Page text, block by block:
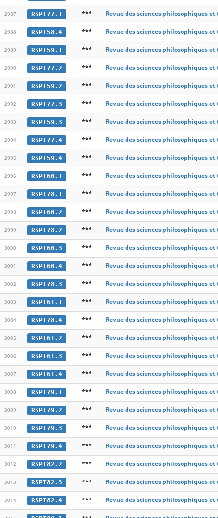
2987 RSPT77.1 *** Revue des sciences philosophiques
2988 RSPT58.4 *** Revue des sciences philosophiques
2989 RSPT59.1 *** Revue des sciences philosophiques
2990 RSPT77.2 *** Revue des sciences philosophiques
2991 RSPT59.2 *** Revue des sciences philosophiques
2992 RSPT77.3 *** Revue des sciences philosophiques
2993 RSPT59.3 *** Revue des sciences philosophiques
2994 RSPT77.4 *** Revue des sciences philosophiques
2995 RSPT59.4 *** Revue des sciences philosophiques
2996 RSPT60.1 *** Revue des sciences philosophiques
2997 RSPT78.1 *** Revue des sciences philosophiques
2998 RSPT60.2 *** Revue des sciences philosophiques
2999 RSPT78.2 *** Revue des sciences philosophiques
3000 RSPT60.3 *** Revue des sciences philosophiques
3001 RSPT60.4 *** Revue des sciences philosophiques
3002 RSPT78.3 *** Revue des sciences philosophiques
3003 RSPT61.1 *** Revue des sciences philosophiques
3004 RSPT78.4 *** Revue des sciences philosophiques
3005 RSPT61.2 *** Revue des sciences philosophiques
3006 RSPT61.3 *** Revue des sciences philosophiques
3007 RSPT61.4 *** Revue des sciences philosophiques
3008 RSPT79.1 *** Revue des sciences philosophiques
3009 RSPT79.2 *** Revue des sciences philosophiques
3010 RSPT79.3 *** Revue des sciences philosophiques
3011 RSPT79.4 *** Revue des sciences philosophiques
3012 RSPT82.2 *** Revue des sciences philosophiques
3013 RSPT82.3 *** Revue des sciences philosophiques
3014 RSPT82.4 *** Revue des sciences philosophiques